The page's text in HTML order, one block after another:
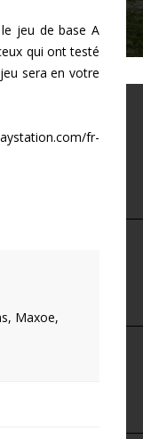
jeu de base A
qui ont testé
sera en votre
fr-
Maxoe,